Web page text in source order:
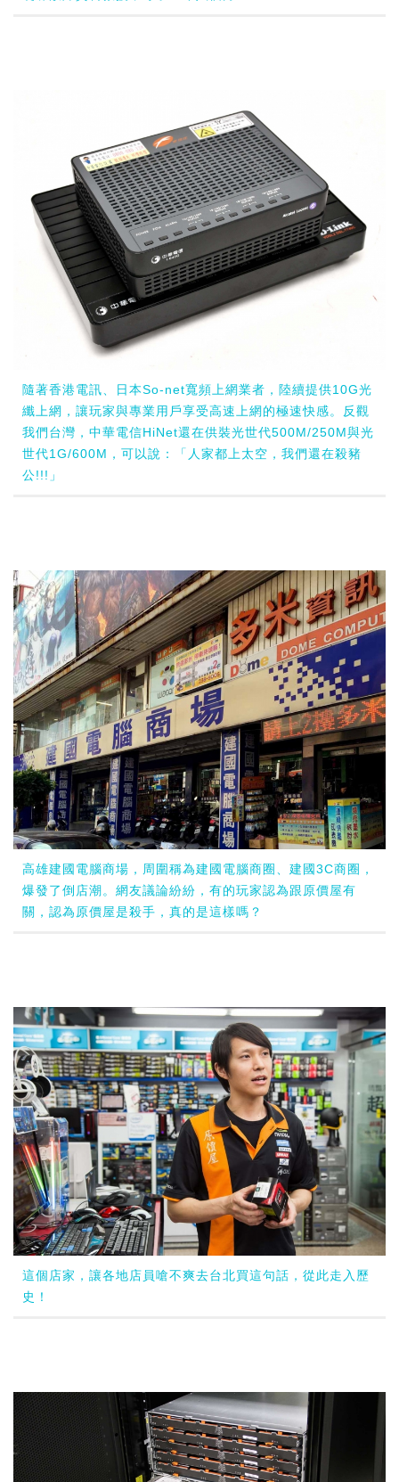
隨著香港電訊、日本So-net寬頻上網業者，陸續提供10G光
纖上網，讓玩家與專業用戶享受高速上網的極速快感。反觀
我們台灣，中華電信HiNet還在供裝光世代500M/250M與光
世代1G/600M，可以說：「人家都上太空，我們還在殺豬
公!!!」
高雄建國電腦商場，周圍稱為建國電腦商圈、建國3C商圈，
爆發了倒店潮。網友議論紛紛，有的玩家認為跟原價屋有
關，認為原價屋是殺手，真的是這樣嗎？
這個店家，讓各地店員嗆不爽去台北買這句話，從此走入歷
史！